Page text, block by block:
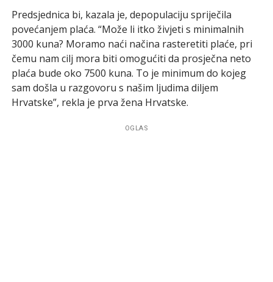
Predsjednica bi, kazala je, depopulaciju spriječila
povećanjem plaća. “Može li itko živjeti s minimalnih
3000 kuna? Moramo naći načina rasteretiti plaće, pri
čemu nam cilj mora biti omogućiti da prosječna neto
plaća bude oko 7500 kuna. To je minimum do kojeg
sam došla u razgovoru s našim ljudima diljem
Hrvatske”, rekla je prva žena Hrvatske.
OGLAS